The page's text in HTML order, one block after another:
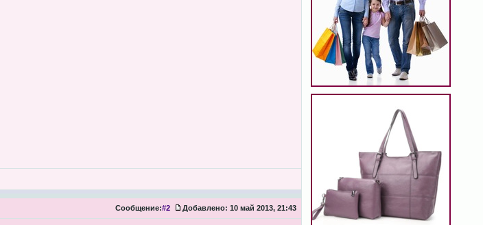
Сообщение:#2 Добавлено: 10 май 2013, 21:43